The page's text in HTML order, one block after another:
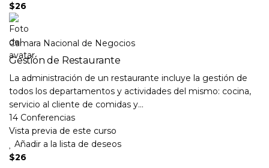
$26
Camara Nacional de Negocios
Gestión de Restaurante
La administración de un restaurante incluye la gestión de
todos los departamentos y actividades del mismo: cocina,
servicio al cliente de comidas y...
14 Conferencias
Vista previa de este curso
Añadir a la lista de deseos
$26